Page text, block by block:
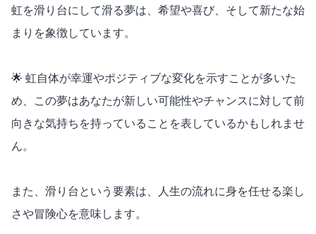
虹を滑り台にして滑る夢は、希望や喜び、そして新たな始
まりを象徴しています。
🌟 虹自体が幸運やポジティブな変化を示すことが多いた
め、この夢はあなたが新しい可能性やチャンスに対して前
向きな気持ちを持っていることを表しているかもしれませ
ん。
また、滑り台という要素は、人生の流れに身を任せる楽し
さや冒険心を意味します。